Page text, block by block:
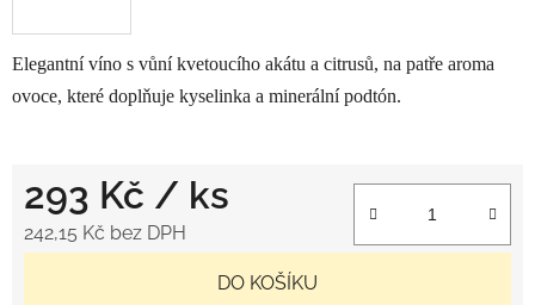
Elegantní víno s vůní kvetoucího akátu a citrusů, na patře aroma
ovoce, které doplňuje kyselinka a minerální podtón.
293 Kč / ks
242,15 Kč bez DPH
DO KOŠÍKU